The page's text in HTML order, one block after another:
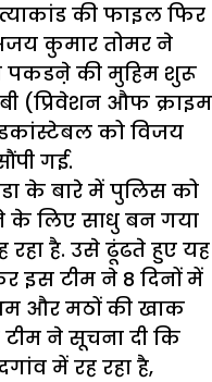
की फाइल फिर
कुमार तोमर ने
पकडऩे की मुहिम शुरू
(प्रिवेशन औफ क्राइम
को विजय
गई.
के बारे में पुलिस को
के लिए साधु बन गया
रहा है. उसे ढूंढते हुए यह
इस टीम ने 8 दिनों में
और मठों की खाक
टीम ने सूचना दी कि
में रह रहा है,